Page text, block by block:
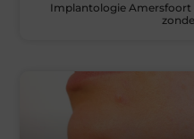
Implantologie Amersfoort